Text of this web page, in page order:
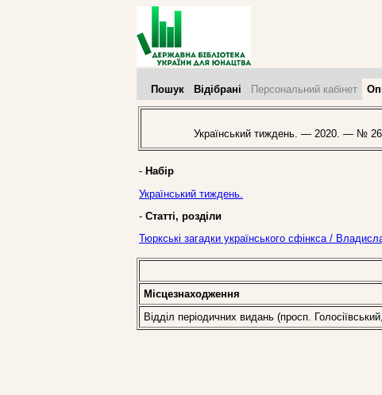
Пошук Відібрані Персональний кабінет
Український тиждень. — 2020. — №
- Набір
Український тиждень.
- Статті, розділи
Тюркські загадки українського сфінкса /
Місцезнаходження
Відділ періодичних видань (просп.